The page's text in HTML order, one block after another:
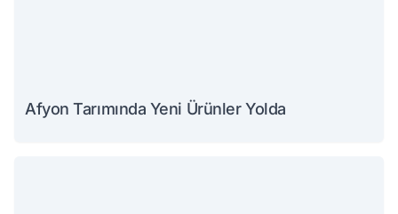
Afyon Tarımında Yeni Ürünler Yolda